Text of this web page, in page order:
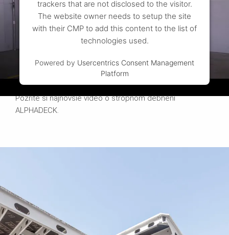
trackers that are not disclosed to the visitor.
The website owner needs to setup the site
with their CMP to add this content to the list of
technologies used.
Powered by Usercentrics Consent Management
Platform
Zistite o produkte viac
Pozrite si najnovšie video o stropnom debnení
ALPHADECK.